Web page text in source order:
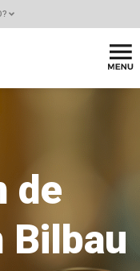
de
Bilbau